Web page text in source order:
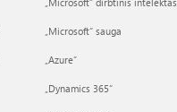
„Microsoft“ sauga
„Azure”
„Dynamics 365“